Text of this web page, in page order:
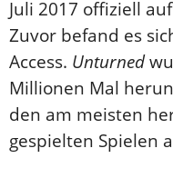
Juli 2017 offiziell auf
Zuvor befand es
Access. Unturned
Millionen Mal
den am meisten
gespielten Spielen